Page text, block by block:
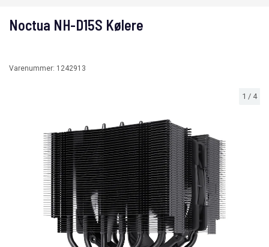
1 / 4
Noctua NH-D15S Kølere
Varenummer: 1242913